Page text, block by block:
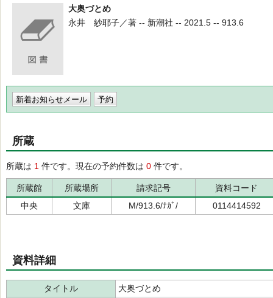
大奥づとめ
永井 紗耶子／著 -- 新潮社 -- 2021.5 -- 913.6
新着お知らせメール
所蔵
所蔵は 1 件です。現在の予約件数は 0 件です。
所蔵館 所蔵場所 請求記号
資料コード
中央
文庫 M/913.6/ﾅｶﾞ/ 0114414592
資料詳細
タイトル
大奥づとめ